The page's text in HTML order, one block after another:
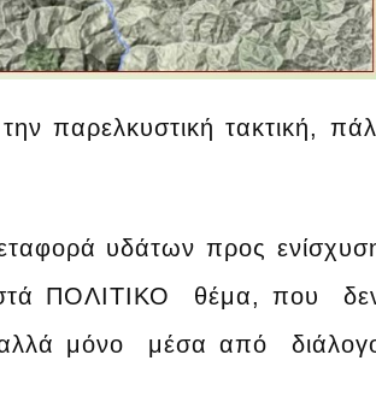
παρελκυστική τακτική,
υδάτων προς
ΠΟΛΙΤΙΚΟ θέμα, που
αλλά μόνο μέσα από